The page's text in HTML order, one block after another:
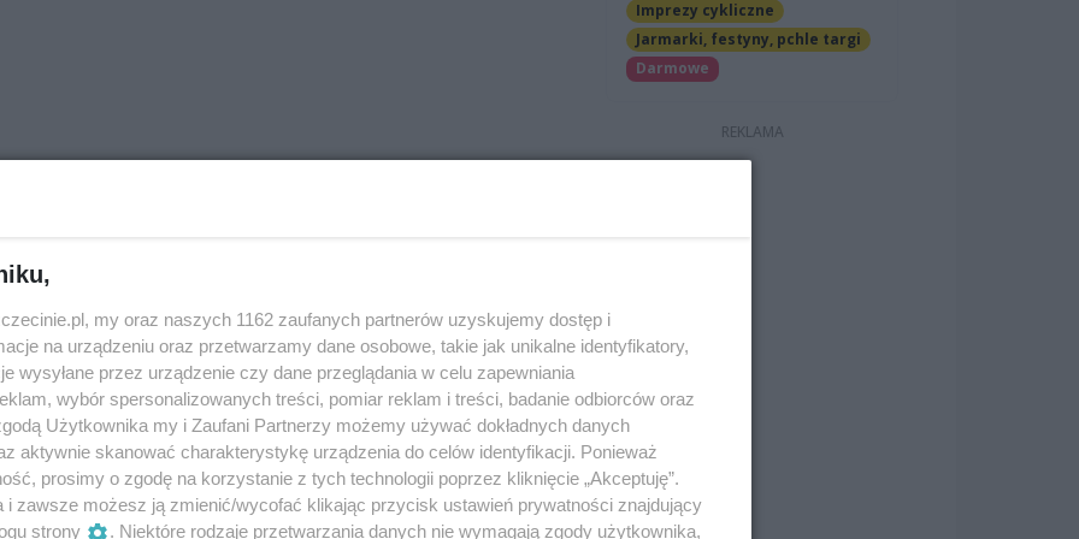
.K. Lipińskiego we Wrocławiu na wydziale
W latach 1986-2009 była l koncertmistrzem w
we Włoszech, Austrii, Francji, Niemczech, Szwajcarii, w
Wielkim Studio Radia Austriackiego w Wiedniu, liczne
12 płyt kompaktowych dla niemieckich, francuskich i
a także z Orchester Der Masuriche Philharmoniker.
Rajskiego (liczne tournée w Niemczech, Francji, Austrii,
Imprezy cykliczne
Jarmarki, festyny, pchle targi
Darmowe
my oraz naszych 1162 zaufanych partnerów uzyskujemy dostęp i
na urządzeniu oraz przetwarzamy dane osobowe, takie jak unikalne identyfikatory,
wysyłane przez urządzenie czy dane przeglądania w celu zapewniania
wybór spersonalizowanych treści, pomiar reklam i treści, badanie odbiorców oraz
Użytkownika my i Zaufani Partnerzy możemy używać dokładnych danych
aktywnie skanować charakterystykę urządzenia do celów identyfikacji. Ponieważ
prosimy o zgodę na korzystanie z tych technologii poprzez kliknięcie „Akceptuję”.
i zawsze możesz ją zmienić/wycofać klikając przycisk ustawień prywatności znajdujący
strony
. Niektóre rodzaje przetwarzania danych nie wymagają zgody użytkownika,